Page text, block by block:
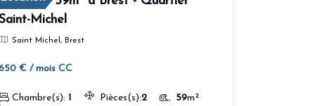
Michel
Saint Michel, Brest
€ / mois CC
Chambre(s): 1 Pièces(s):2 59m²